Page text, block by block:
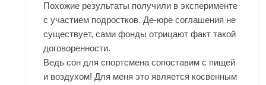
Похожие результаты получили в эксперименте
с участием подростков. Де-юре соглашения не
существует, сами фонды отрицают факт такой
договоренности.
Ведь сон для спортсмена сопоставим с пищей
и воздухом! Для меня это является косвенным